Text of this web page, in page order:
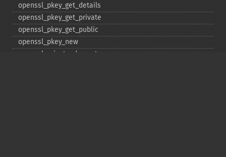
openssl_​pkey_​get_​details
openssl_​pkey_​get_​private
openssl_​pkey_​get_​public
openssl_​pkey_​new
openssl_​private_​decrypt